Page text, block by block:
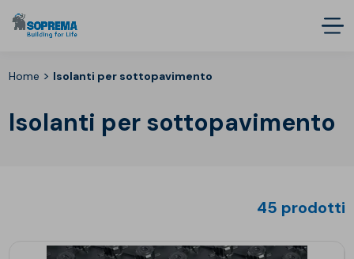
Home > Isolanti per sottopavimento
Isolanti per sottopavimento
45 prodotti